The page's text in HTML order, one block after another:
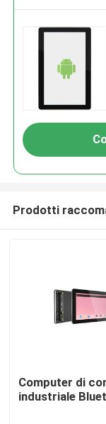
Prodotti
Computer di
industriale